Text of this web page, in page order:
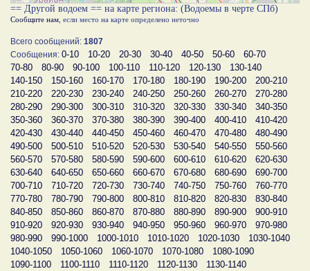
== Другой водоем == на карте региона: (Водоемы в черте СПб)
Сообщите нам , если место на карте определено неточно
Всего сообщений: 1807
Сообщения: 0-10 10-20 20-30 30-40 40-50 50-60
60-70
70-80
80-90 90-100 100-110 110-120 120-130
130-140
140-150
150-160 160-170 170-180 180-190 190-200
200-210
210-220
220-230 230-240 240-250 250-260 260-270
270-280
280-290
290-300 300-310 310-320 320-330 330-340
340-350
350-360
360-370 370-380 380-390 390-400 400-410
410-420
420-430
430-440 440-450 450-460 460-470 470-480
480-490
490-500
500-510 510-520 520-530 530-540 540-550
550-560
560-570
570-580 580-590 590-600 600-610 610-620
620-630
630-640
640-650 650-660 660-670 670-680 680-690
690-700
700-710
710-720 720-730 730-740 740-750 750-760
760-770
770-780
780-790 790-800 800-810 810-820 820-830
830-840
840-850
850-860 860-870 870-880 880-890 890-900
900-910
910-920
920-930 930-940 940-950 950-960 960-970
970-980
980-990
990-1000 1000-1010 1010-1020 1020-1030
1030-1040
1040-1050
1050-1060 1060-1070 1070-1080
1080-1090
1090-1100
1100-1110 1110-1120 1120-1130
1130-1140